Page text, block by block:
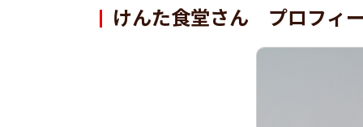
けんた食堂さん プロフィ